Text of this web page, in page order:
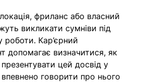
фриланс або власний
викликати сумніви під
роботи. Кар’єрний
допомагає визначитися, як
цей досвід у
говорити про нього